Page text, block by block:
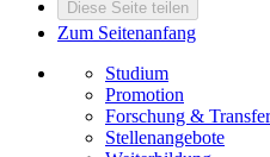
Diese Seite teilen
Zum Seitenanfang
Studium
Promotion
Forschung & Transfer
Stellenangebote